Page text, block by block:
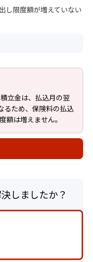
し限度額が増えていない
立金は、払込月の翌
るため、保険料の払込
額は増えません。
しましたか？